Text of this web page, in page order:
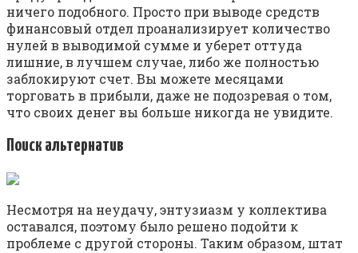
ничего подобного. Просто при выводе средств
финансовый отдел проанализирует количество
нулей в выводимой сумме и уберет оттуда
лишние, в лучшем случае, либо же полностью
заблокируют счет. Вы можете месяцами
торговать в прибыли, даже не подозревая о том,
что своих денег вы больше никогда не увидите.
Поиск альтернатив
Несмотря на неудачу, энтузиазм у коллектива
оставался, поэтому было решено подойти к
проблеме с другой стороны. Таким образом, штат